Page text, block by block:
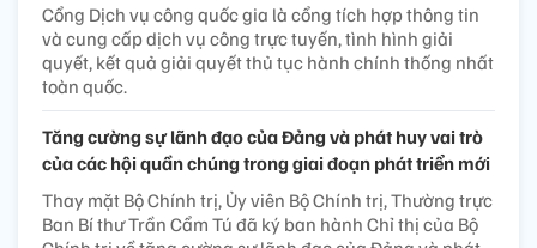
Cổng Dịch vụ công quốc gia là cổng tích hợp thông tin
và cung cấp dịch vụ công trực tuyến, tình hình giải
quyết, kết quả giải quyết thủ tục hành chính thống nhất
toàn quốc.
Tăng cường sự lãnh đạo của Đảng và phát huy vai trò
của các hội quần chúng trong giai đoạn phát triển mới
Thay mặt Bộ Chính trị, Ủy viên Bộ Chính trị, Thường trực
Ban Bí thư Trần Cẩm Tú đã ký ban hành Chỉ thị của Bộ